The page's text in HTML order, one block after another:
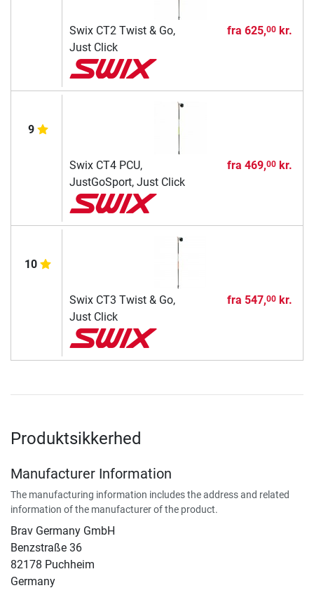
Swix CT2 Twist & Go,
Just Click
fra 625,00kr.
9
Swix CT4 PCU,
JustGoSport, Just Click
fra 469,00kr.
10
Swix CT3 Twist & Go,
Just Click
fra 547,00kr.
Produktsikkerhed
Manufacturer Information
The manufacturing information includes the address and related
information of the manufacturer of the product.
Brav Germany GmbH
Benzstraße 36
82178 Puchheim
Germany